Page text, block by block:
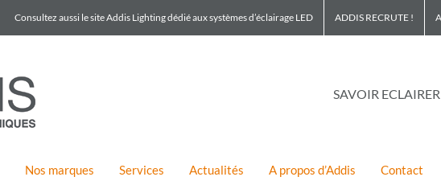
Consultez aussi le site Addis Lighting dédié aux systèmes d’éclairage LED ADDIS RECRUTE !
SAVOIR
Nos marques Services Actualités A propos d’Addis Contact